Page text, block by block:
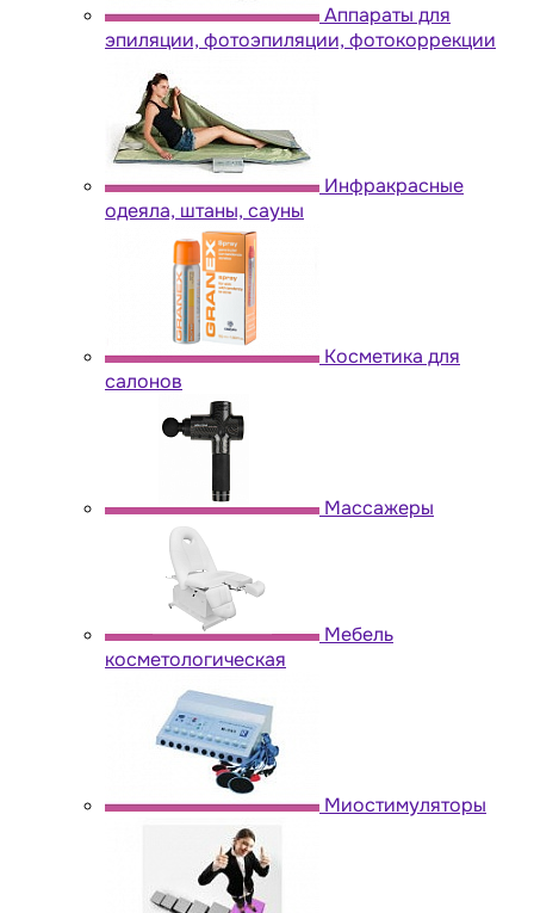
Аппараты для
эпиляции, фотоэпиляции, фотокоррекции
Инфракрасные
одеяла, штаны, сауны
Косметика для
салонов
Массажеры
Мебель
косметологическая
Миостимуляторы